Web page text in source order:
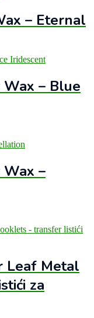
– Eternal
– Blue
–
Leaf Metal
za